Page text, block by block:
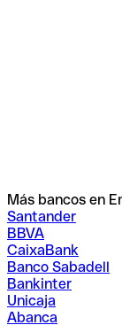
Más bancos en
Santander
BBVA
CaixaBank
Banco Sabadell
Bankinter
Unicaja
Abanca